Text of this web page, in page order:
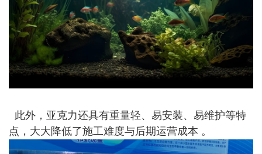
此外，亚克力还具有重量轻、易安装、易维护等特
点，大大降低了施工难度与后期运营成本 。